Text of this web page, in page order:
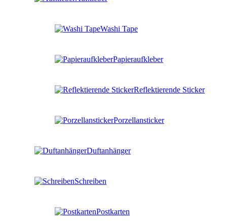
Washi Tape
Papieraufkleber
Reflektierende Sticker
Porzellansticker
Duftanhänger
Schreiben
Postkarten